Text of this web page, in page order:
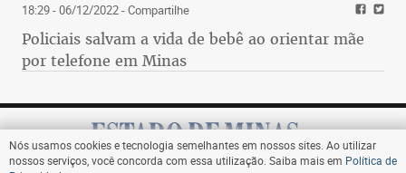
18:29 - 06/12/2022- Compartilhe
Policiais salvam a vida de bebê ao orientar mãe
por telefone em Minas
Nós usamos cookies e tecnologia semelhantes em nossos sites. Ao utilizar
nossos serviços, você concorda com essa utilização. Saiba mais em Política de